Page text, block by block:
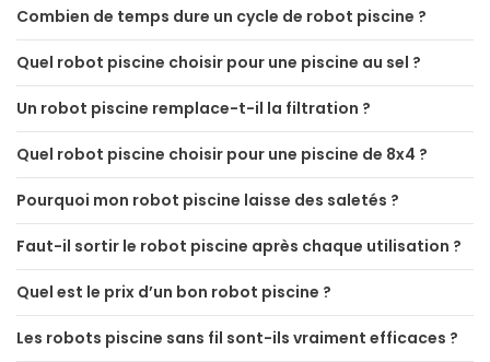
Combien de temps dure un cycle de robot piscine ?
Quel robot piscine choisir pour une piscine au sel ?
Un robot piscine remplace-t-il la filtration ?
Quel robot piscine choisir pour une piscine de 8x4 ?
Pourquoi mon robot piscine laisse des saletés ?
Faut-il sortir le robot piscine après chaque utilisation ?
Quel est le prix d’un bon robot piscine ?
Les robots piscine sans fil sont-ils vraiment efficaces ?